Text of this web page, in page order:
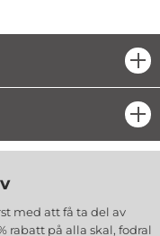
med att få ta del av
rabatt på alla skal, fodral